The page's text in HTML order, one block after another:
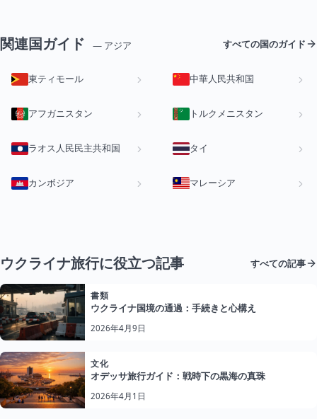
関連国ガイド — アジア すべての国のガイド
東ティモール 中華人民共和国
アフガニスタン トルクメニスタン
ラオス人民民主共和国 タイ
カンボジア マレーシア
ウクライナ旅行に役立つ記事 すべての記事
書類
ウクライナ国境の通過：手続きと心構え
2026年4月9日
文化
オデッサ旅行ガイド：戦時下の黒海の真珠
2026年4月1日